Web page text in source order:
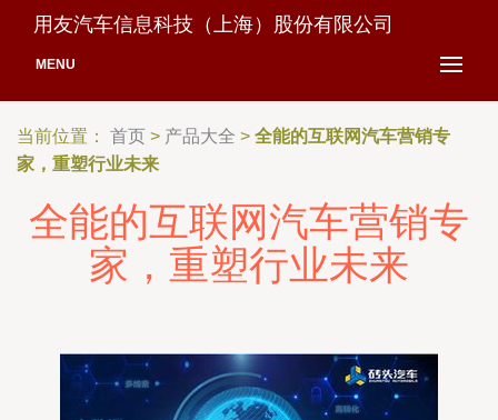
用友汽车信息科技（上海）股份有限公司
MENU
当前位置： 首页 > 产品大全 > 全能的互联网汽车营销专
家，重塑行业未来
全能的互联网汽车营销专
家，重塑行业未来